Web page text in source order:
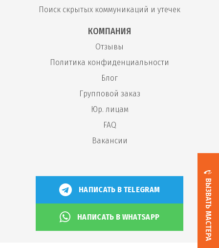
ВЫЗВАТЬ МАСТЕРА
Поиск скрытых коммуникаций и утечек
КОМПАНИЯ
Отзывы
Политика конфиденциальности
Блог
Групповой заказ
Юр. лицам
FAQ
Вакансии
НАПИСАТЬ В TELEGRAM
НАПИСАТЬ В WHATSAPP